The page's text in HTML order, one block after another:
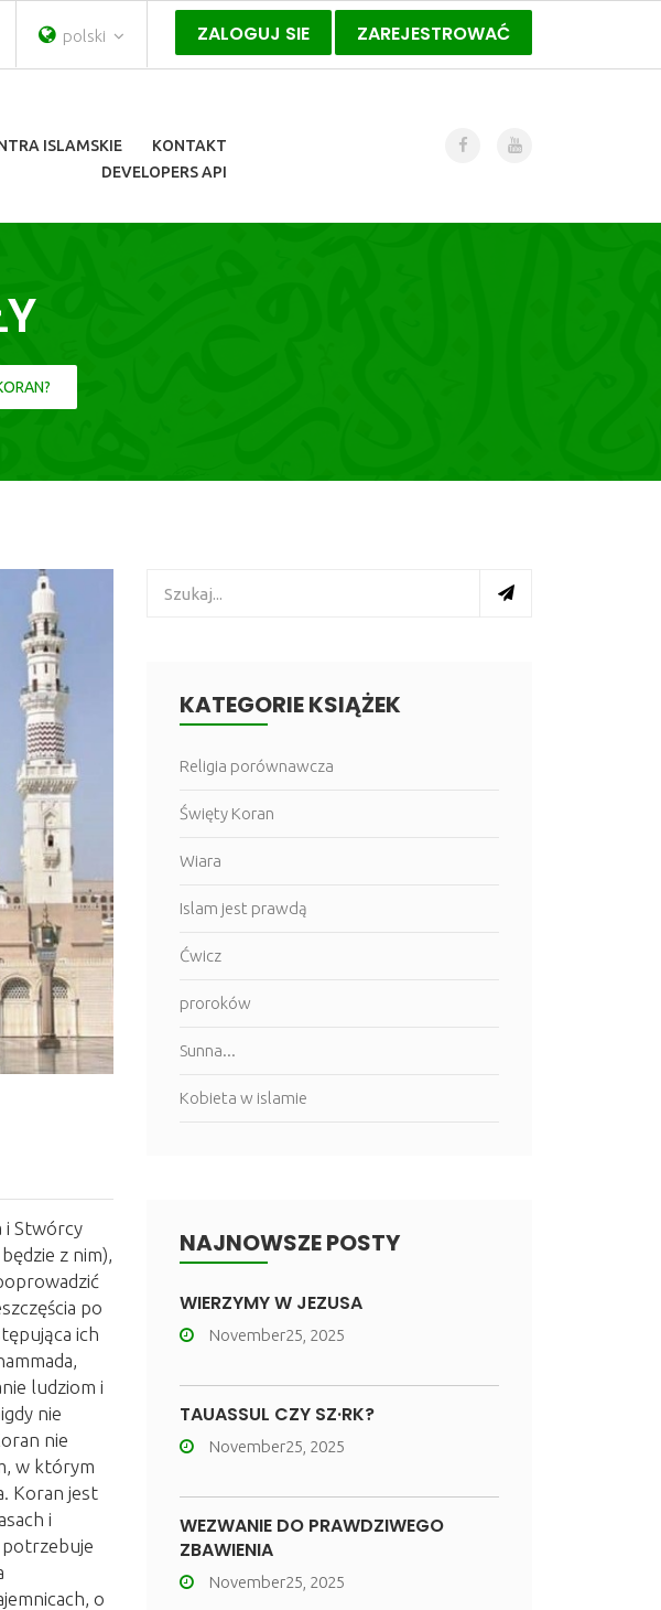
polski ZALOGUJ SIE ZAREJESTROWAĆ
ISLAMSKIE
KONTAKT
DEVELOPERS API
i Stwórcy
z nim),
po
ich
ludziom i
nie
nie
w którym
Koran jest
i
potrzebuje
o
KATEGORIE KSIĄŻEK
Religia porównawcza
Święty Koran
Wiara
Islam jest prawdą
Ćwicz
proroków
Sunna...
Kobieta w islamie
NAJNOWSZE POSTY
WIERZYMY W JEZUSA
November25, 2025
TAUASSUL CZY SZ·RK?
November25, 2025
WEZWANIE DO PRAWDZIWEGO
ZBAWIENIA
November25, 2025